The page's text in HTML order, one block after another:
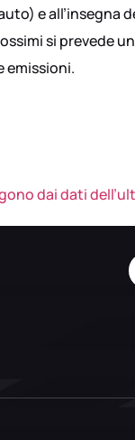
e all’insegna
si prevede
emissioni.
dai dati